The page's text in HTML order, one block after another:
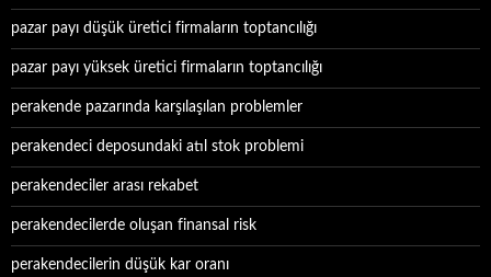
pazar payı düşük üretici firmaların toptancılığı
pazar payı yüksek üretici firmaların toptancılığı
perakende pazarında karşılaşılan problemler
perakendeci deposundaki atıl stok problemi
perakendeciler arası rekabet
perakendecilerde oluşan finansal risk
perakendecilerin düşük kar oranı